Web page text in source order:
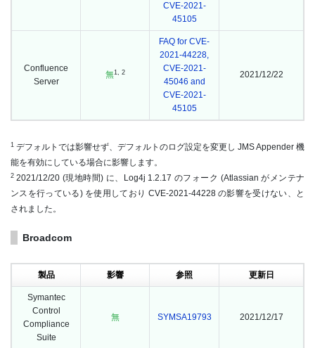
CVE-2021-
45105
Confluence
Server
無1, 2
FAQ for CVE-
2021-44228,
CVE-2021-
45046 and
CVE-2021-
45105
2021/12/22
1 デフォルトでは影響せず、デフォルトのログ設定を変更し JMS Appender 機
能を有効にしている場合に影響します。
2 2021/12/20 (現地時間) に、Log4j 1.2.17 のフォーク (Atlassian がメンテナ
ンスを行っている) を使用しており CVE-2021-44228 の影響を受けない、と
されました。
Broadcom
製品 影響 参照 更新日
Symantec
Control
Compliance
Suite
無 SYMSA19793 2021/12/17